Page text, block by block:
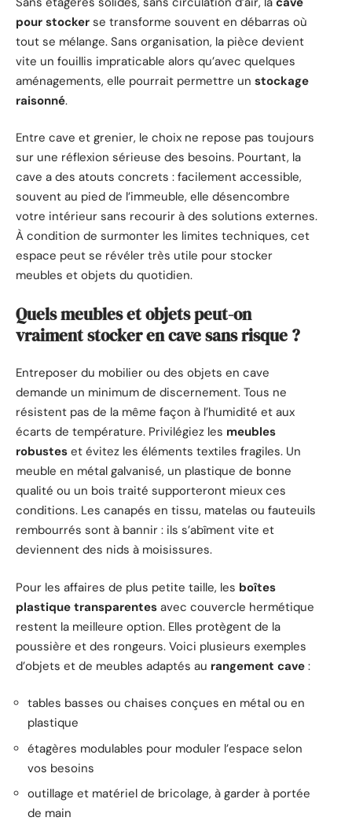
pour stocker se transforme souvent en débarras où
tout se mélange. Sans organisation, la pièce devient
vite un fouillis impraticable alors qu’avec quelques
aménagements, elle pourrait permettre un stockage
raisonné.
Entre cave et grenier, le choix ne repose pas toujours
sur une réflexion sérieuse des besoins. Pourtant, la
cave a des atouts concrets : facilement accessible,
souvent au pied de l’immeuble, elle désencombre
votre intérieur sans recourir à des solutions externes.
À condition de surmonter les limites techniques, cet
espace peut se révéler très utile pour stocker
meubles et objets du quotidien.
Quels meubles et objets peut-on
vraiment stocker en cave sans risque ?
Entreposer du mobilier ou des objets en cave
demande un minimum de discernement. Tous ne
résistent pas de la même façon à l’humidité et aux
écarts de température. Privilégiez les meubles
robustes et évitez les éléments textiles fragiles. Un
meuble en métal galvanisé, un plastique de bonne
qualité ou un bois traité supporteront mieux ces
conditions. Les canapés en tissu, matelas ou fauteuils
rembourrés sont à bannir : ils s’abîment vite et
deviennent des nids à moisissures.
Pour les affaires de plus petite taille, les boîtes
plastique transparentes avec couvercle hermétique
restent la meilleure option. Elles protègent de la
poussière et des rongeurs. Voici plusieurs exemples
d’objets et de meubles adaptés au rangement cave :
tables basses ou chaises conçues en métal ou en
plastique
étagères modulables pour moduler l’espace selon
vos besoins
outillage et matériel de bricolage, à garder à portée
de main